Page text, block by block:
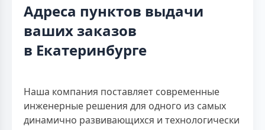
Адреса пунктов выдачи
ваших заказов
в Екатеринбурге
Наша компания поставляет современные
инженерные решения для одного из самых
динамично развивающихся и технологически